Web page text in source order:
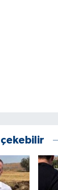
çekebilir